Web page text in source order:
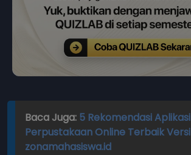
Baca Juga: 5 Rekomendasi Aplikasi
Perpustakaan Online Terbaik Versi
zonamahasiswa.id